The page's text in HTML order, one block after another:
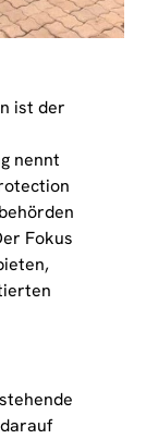
ist der
nennt
Fokus